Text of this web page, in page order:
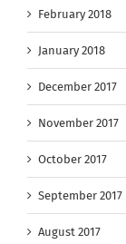
February 2018
January 2018
December 2017
November 2017
October 2017
September 2017
August 2017